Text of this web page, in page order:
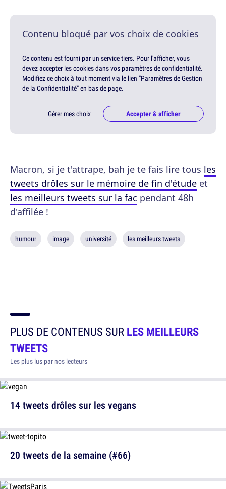
Contenu bloqué par vos choix de cookies
Ce contenu est fourni par un service tiers. Pour l'afficher, vous
devez accepter les cookies dans vos paramètres de confidentialité.
Modifiez ce choix à tout moment via le lien "Paramètres de Gestion
de la Confidentialité" en bas de page.
Gérer mes choix Accepter & afficher
Macron, si je t'attrape, bah je te fais lire tous les
tweets drôles sur le mémoire de fin d'étude et
les meilleurs tweets sur la fac pendant 48h
d'affilée !
humour image université les meilleurs tweets
PLUS DE CONTENUS SURLES MEILLEURS
TWEETS
Les plus lus par nos lecteurs
14 tweets drôles sur les vegans
20 tweets de la semaine (#66)